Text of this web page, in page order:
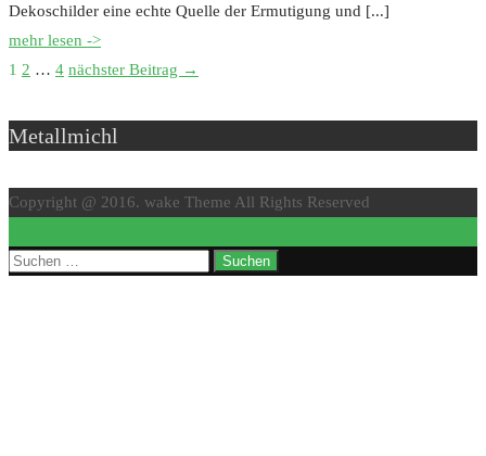
Dekoschilder eine echte Quelle der Ermutigung und [...]
mehr lesen ->
1 2 … 4 nächster Beitrag →
Metallmichl
Copyright @ 2016. wake Theme All Rights Reserved
Suchen